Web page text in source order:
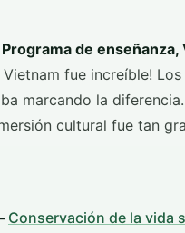
Programa de
Vietnam fue increíble!
marcando la
cultural fue tan
Conservación de la vida